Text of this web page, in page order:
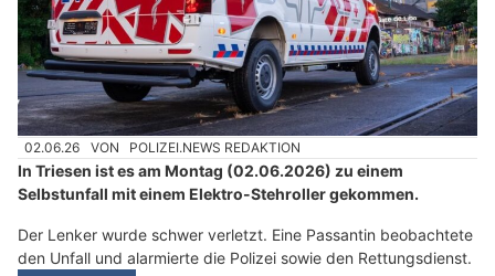
02.06.26 VON POLIZEI.NEWS REDAKTION
In Triesen ist es am Montag (02.06.2026) zu einem
Selbstunfall mit einem Elektro-Stehroller gekommen.
Der Lenker wurde schwer verletzt. Eine Passantin beobachtete
den Unfall und alarmierte die Polizei sowie den Rettungsdienst.